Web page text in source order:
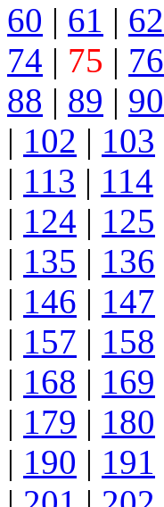
60 | 61 | 62
74 | 75 | 76
88 | 89 | 90
| 102 | 103
| 113 | 114
| 124 | 125
| 135 | 136
| 146 | 147
| 157 | 158
| 168 | 169
| 179 | 180
| 190 | 191